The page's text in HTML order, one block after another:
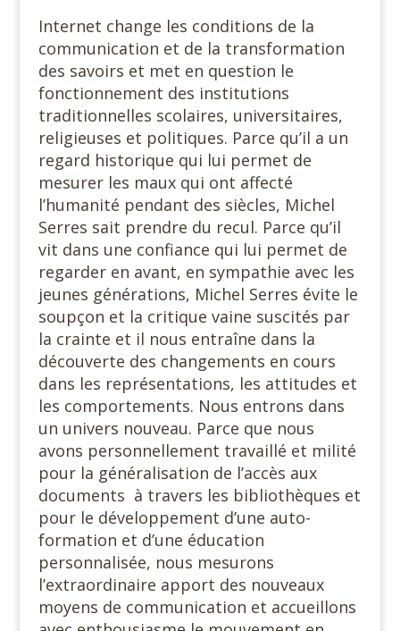
Internet change les conditions de la
communication et de la transformation
des savoirs et met en question le
fonctionnement des institutions
traditionnelles scolaires, universitaires,
religieuses et politiques. Parce qu’il a un
regard historique qui lui permet de
mesurer les maux qui ont affecté
l’humanité pendant des siècles, Michel
Serres sait prendre du recul. Parce qu’il
vit dans une confiance qui lui permet de
regarder en avant, en sympathie avec les
jeunes générations, Michel Serres évite le
soupçon et la critique vaine suscités par
la crainte et il nous entraîne dans la
découverte des changements en cours
dans les représentations, les attitudes et
les comportements. Nous entrons dans
un univers nouveau. Parce que nous
avons personnellement travaillé et milité
pour la généralisation de l’accès aux
documents à travers les bibliothèques et
pour le développement d’une auto-
formation et d’une éducation
personnalisée, nous mesurons
l’extraordinaire apport des nouveaux
moyens de communication et accueillons